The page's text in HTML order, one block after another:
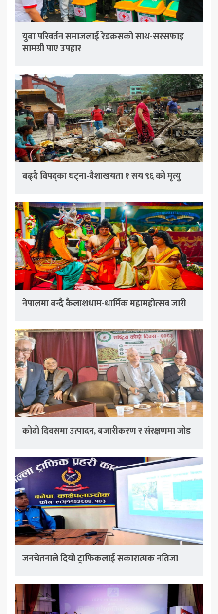
युबा परिवर्तन समाजलाई रेडक्रसको साथ-सरसफाइ
सामग्री पाए उपहार
बढ्दै विपद्का घट्ना-वैशाखयता १ सय ९६ को मृत्यु
नेपालमा बन्दै कैलाशधाम-धार्मिक महामहोत्सव जारी
कोदो दिवसमा उत्पादन, बजारीकरण र संरक्षणमा जोड
जनचेतनाले दियो ट्राफिकलाई सकारात्मक नतिजा